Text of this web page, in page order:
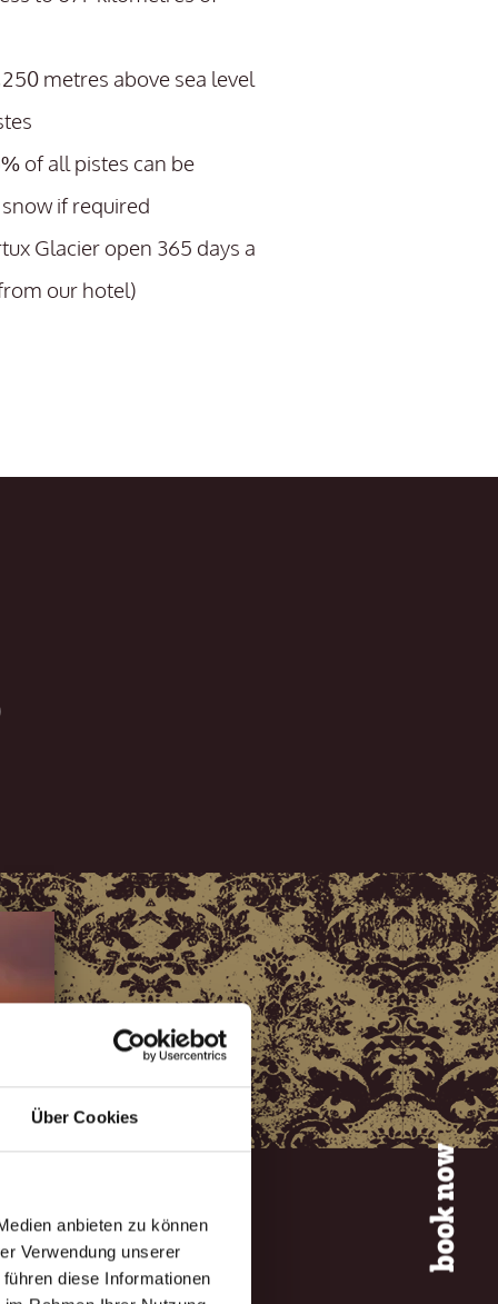
Über Cookies
anbieten zu können
Verwendung unserer
diese Informationen
metres above sea level
of all pistes can be
if required
Glacier open 365 days a
our hotel)
book now